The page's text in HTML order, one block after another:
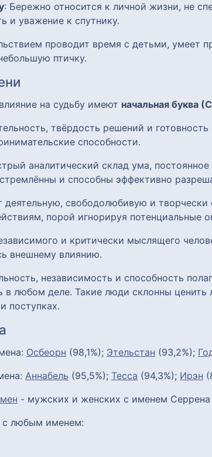
: Бережно относится к личной жизни, не
и уважение к спутнику.
проводит время с детьми, умеет
птичку.
на судьбу имеют начальная буква
твёрдость решений и
способности.
аналитический склад ума,
и способны эффективно
деятельную, свободолюбивую и
порой игнорируя потенциальные
и критически мыслящего
внешнему влиянию.
независимость и способность
в любом деле. Такие люди склонны ценить
поступках.
Осбеорн (98,1%); Этельстан (93,2%);
Аннабель (95,5%); Тесса (94,3%); Ирэн
- мужских и женских с именем Серрена
с любым именем: